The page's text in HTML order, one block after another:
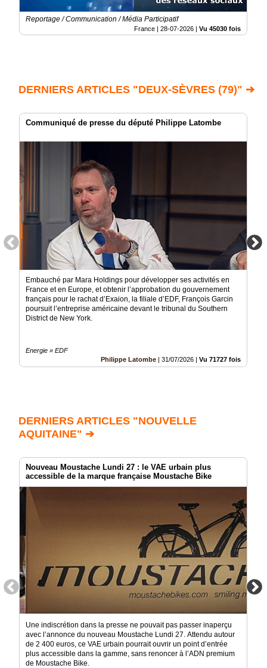
Reportage / Communication / Média Participatif
France | 28-07-2026 | Vu 45030 fois
DERNIERS ARTICLES "DEUX-SÈVRES (79)" ➔
Communiqué de presse du député Philippe Latombe
Embauché par Mara Holdings pour développer ses activités en
France et en Europe, et obtenir l’approbation du gouvernement
français pour le rachat d’Exaion, la filiale d’EDF, François Garcin
poursuit l’entreprise américaine devant le tribunal du Southern
District de New York.
Energie » EDF
Philippe Latombe
31/07/2026 Vu 71727 fois
DERNIERS ARTICLES "NOUVELLE
AQUITAINE" ➔
Nouveau Moustache Lundi 27 : le VAE urbain plus
accessible de la marque française Moustache Bike
Une indiscrétion dans la presse ne pouvait pas passer inaperçu
avec l’annonce du nouveau Moustache Lundi 27. Attendu autour
de 2 400 euros, ce VAE urbain pourrait ouvrir un point d’entrée
plus accessible dans la gamme, sans renoncer à l’ADN premium
de Moustache Bike.